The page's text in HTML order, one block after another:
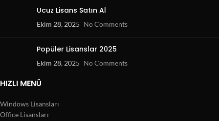
Ucuz Lisans Satın Al
Ekim 28, 2025 No Comments
Popüler Lisanslar 2025
Ekim 28, 2025 No Comments
HIZLI MENÜ
Windows Lisansları
Office Lisansları